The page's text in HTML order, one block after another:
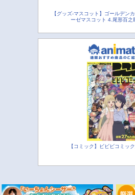
【グッズ-マスコット】ゴールデン
ーゼマスコット 4.尾形百之
【コミック】ビビビコミッ